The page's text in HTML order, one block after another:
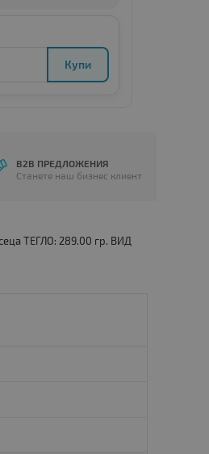
Купи
B2B ПРЕДЛОЖЕНИЯ
Станете наш бизнес клиент
ТЕГЛО: 289.00 гр. ВИД